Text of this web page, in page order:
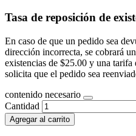
Tasa de reposición de
En caso de que un pedido sea
dirección incorrecta, se cobrará
existencias de $25.00 y una
solicita que el pedido sea
contenido necesario
Cantidad
Agregar al carrito